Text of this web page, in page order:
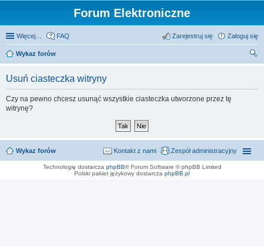
Forum Elektroniczne
Więcej… FAQ Zaloguj się
Zarejestruj się
Wykaz forów
Usuń ciasteczka witryny
Czy na pewno chcesz usunąć wszystkie ciasteczka utworzone przez tę
witrynę?
Wykaz forów Zespół administracyjny
Kontakt z nami
Technologię dostarcza phpBB® Forum Software © phpBB Limited
Polski pakiet językowy dostarcza phpBB.pl